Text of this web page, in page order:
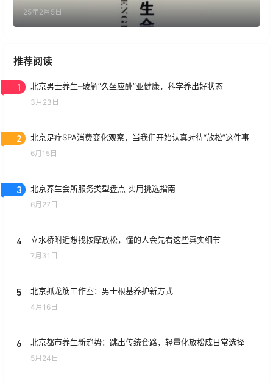
25年2月5日
推荐阅读
1 北京男士养生–破解“久坐应酬”亚健康，科学养出好状态
3月23日
2 北京足疗SPA消费变化观察，当我们开始认真对待“放松”这件事
6月15日
3 北京养生会所服务类型盘点 实用挑选指南
6月27日
4 立水桥附近想找按摩放松，懂的人会先看这些真实细节
7月31日
5 北京抓龙筋工作室：男士根基养护新方式
4月16日
6 北京都市养生新趋势：跳出传统套路，轻量化放松成日常选择
5月24日